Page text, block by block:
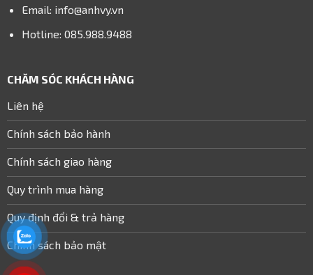
Email: info@anhvy.vn
Hotline: 085.988.9488
CHĂM SÓC KHÁCH HÀNG
Liên hệ
Chính sách bảo hành
Chính sách giao hàng
Quy trình mua hàng
Quy định đổi & trả hàng
Chính sách bảo mật